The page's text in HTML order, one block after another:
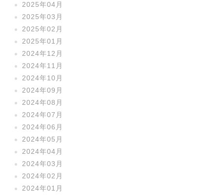
2025年04月
2025年03月
2025年02月
2025年01月
2024年12月
2024年11月
2024年10月
2024年09月
2024年08月
2024年07月
2024年06月
2024年05月
2024年04月
2024年03月
2024年02月
2024年01月